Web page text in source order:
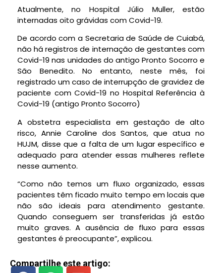
Atualmente, no Hospital Júlio Muller, estão
internadas oito grávidas com Covid-19.
De acordo com a Secretaria de Saúde de Cuiabá,
não há registros de internação de gestantes com
Covid-19 nas unidades do antigo Pronto Socorro e
São Benedito. No entanto, neste mês, foi
registrado um caso de interrupção de gravidez de
paciente com Covid-19 no Hospital Referência à
Covid-19 (antigo Pronto Socorro)
A obstetra especialista em gestação de alto
risco, Annie Caroline dos Santos, que atua no
HUJM, disse que a falta de um lugar específico e
adequado para atender essas mulheres reflete
nesse aumento.
“Como não temos um fluxo organizado, essas
pacientes têm ficado muito tempo em locais que
não são ideais para atendimento gestante.
Quando conseguem ser transferidas já estão
muito graves. A ausência de fluxo para essas
gestantes é preocupante”, explicou.
Compartilhe este artigo: